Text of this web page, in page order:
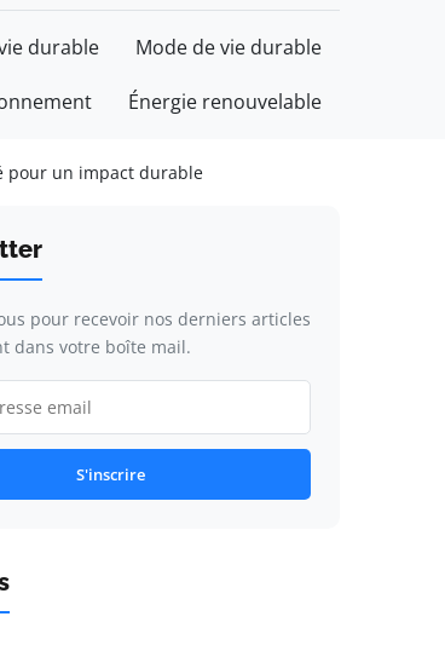
durable Mode de vie durable
Énergie renouvelable
pour un impact durable
pour recevoir nos derniers articles
dans votre boîte mail.
S'inscrire